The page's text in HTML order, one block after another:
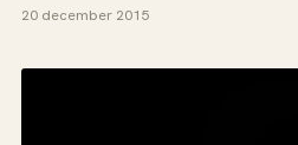
20 december 2015